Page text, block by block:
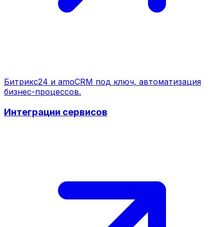
Битрикс24 и amoCRM под ключ, автоматизация
бизнес-процессов.
Интеграции сервисов